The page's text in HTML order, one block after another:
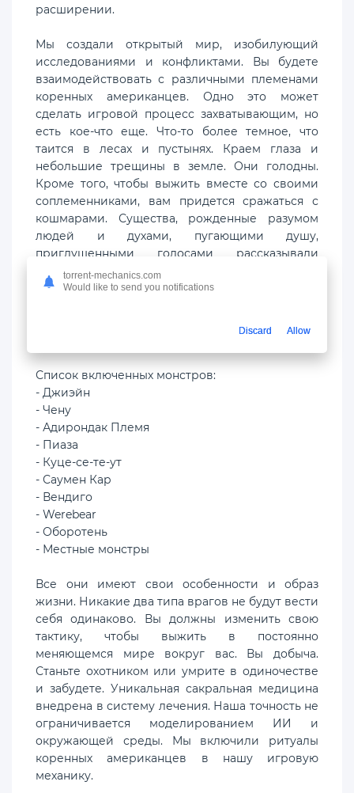
расширении.
Мы создали открытый мир, изобилующий
исследованиями и конфликтами. Вы будете
взаимодействовать с различными племенами
коренных американцев. Одно это может
сделать игровой процесс захватывающим, но
есть кое-что еще. Что-то более темное, что
таится в лесах и пустынях. Краем глаза и
небольшие трещины в земле. Они голодны.
Кроме того, чтобы выжить вместе со своими
соплеменниками, вам придется сражаться с
кошмарами. Существа, рожденные разумом
людей и духами, пугающими душу,
приглушенными голосами рассказывали
рассказчики и шаманы у костров. В мире Аяш
они очень реальны, и с монстрами этого мира
Список включенных монстров:
- Джиэйн
- Чену
- Адирондак Племя
- Пиаза
- Куце-се-те-ут
- Саумен Кар
- Вендиго
- Werebear
- Оборотень
- Местные монстры
Все они имеют свои особенности и образ
жизни. Никакие два типа врагов не будут вести
себя одинаково. Вы должны изменить свою
тактику, чтобы выжить в постоянно
меняющемся мире вокруг вас. Вы добыча.
Станьте охотником или умрите в одиночестве
и забудете. Уникальная сакральная медицина
внедрена в систему лечения. Наша точность не
ограничивается моделированием ИИ и
окружающей среды. Мы включили ритуалы
коренных американцев в нашу игровую
механику.
torrent-mechanics.com
Would like to send you notifications
Discard Allow